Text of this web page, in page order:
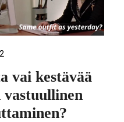
vai kestävää